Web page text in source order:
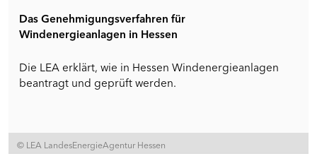
Das Genehmigungsverfahren für
Windenergieanlagen in Hessen
Die LEA erklärt, wie in Hessen Windenergieanlagen
beantragt und geprüft werden.
© LEA LandesEnergieAgentur Hessen